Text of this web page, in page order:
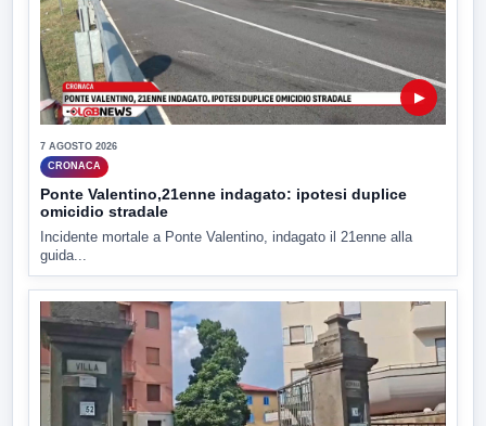
▶
7 AGOSTO 2026
CRONACA
Ponte Valentino,21enne indagato: ipotesi duplice
omicidio stradale
Incidente mortale a Ponte Valentino, indagato il 21enne alla
guida...